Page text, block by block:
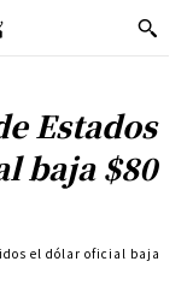
Estados
baja $80
el dólar oficial baja